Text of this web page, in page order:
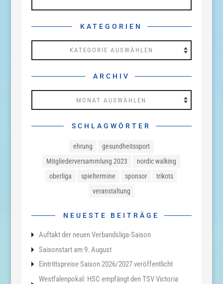
KATEGORIEN
ARCHIV
SCHLAGWÖRTER
ehrung
gesundheitssport
Mitgliederversammlung 2023
nordic walking
oberliga
spieltermine sponsor
trikots
veranstaltung
NEUESTE BEITRÄGE
Auftakt der neuen Verbandsliga-Saison
Saisonstart am 9. August
Eintrittspreise Saison 2026/2027 veröffentlicht
Westfalenpokal: HSC empfängt den TSV Victoria